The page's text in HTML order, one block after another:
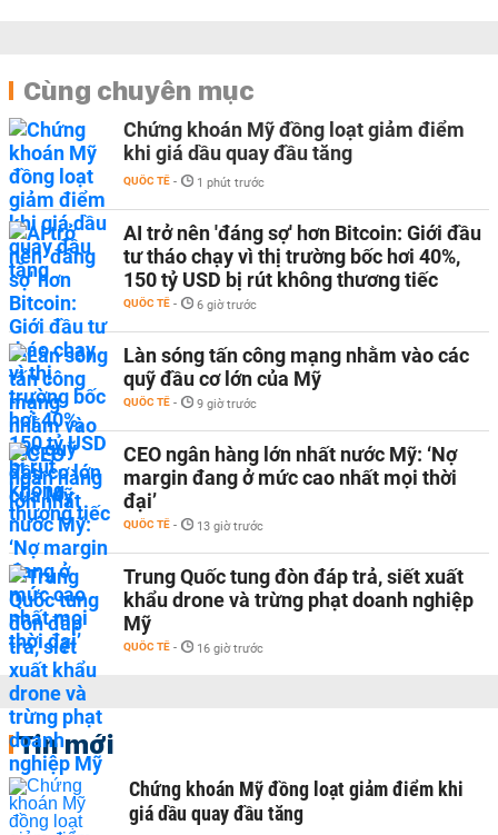
Cùng chuyên mục
Chứng khoán Mỹ đồng loạt giảm điểm
khi giá dầu quay đầu tăng
QUỐC TẾ - 1 phút trước
AI trở nên 'đáng sợ' hơn Bitcoin: Giới đầu
tư tháo chạy vì thị trường bốc hơi 40%,
150 tỷ USD bị rút không thương tiếc
QUỐC TẾ - 6 giờ trước
Làn sóng tấn công mạng nhằm vào các
quỹ đầu cơ lớn của Mỹ
QUỐC TẾ - 9 giờ trước
CEO ngân hàng lớn nhất nước Mỹ: ‘Nợ
margin đang ở mức cao nhất mọi thời
đại’
QUỐC TẾ - 13 giờ trước
Trung Quốc tung đòn đáp trả, siết xuất
khẩu drone và trừng phạt doanh nghiệp
Mỹ
QUỐC TẾ - 16 giờ trước
Tin mới
Chứng khoán Mỹ đồng loạt giảm điểm khi
giá dầu quay đầu tăng